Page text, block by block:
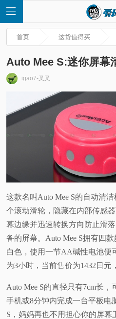
页
快
测
视
科
首页 这货值得买
Auto Mee S:迷你屏幕
igao7-叉叉
这款名叫Auto Mee S的自动清
个滚动滑轮，隐藏在内部传感
幕边缘并迅速转换方向防止滑
备的屏幕。Auto Mee S拥有四
白色，使用一节AA碱性电池便
为3小时，当前售价为1432日元，
Auto Mee S的直径只有7cm长
手机或8分钟内完成一台平板电
S，妈妈再也不用担心你的屏幕